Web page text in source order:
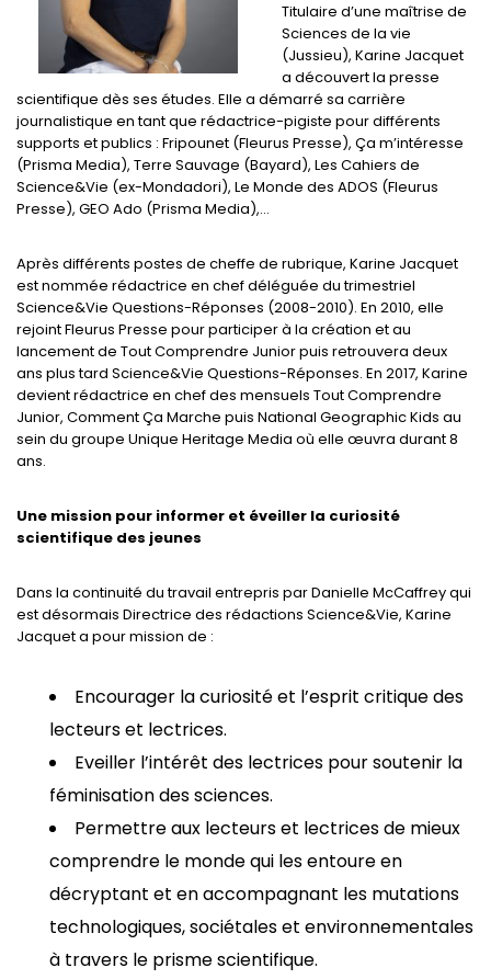
Titulaire d’une maîtrise de
Sciences de la vie
(Jussieu), Karine Jacquet
a découvert la presse
scientifique dès ses études. Elle a démarré sa carrière
journalistique en tant que rédactrice-pigiste pour différents
supports et publics : Fripounet (Fleurus Presse), Ça m’intéresse
(Prisma Media), Terre Sauvage (Bayard), Les Cahiers de
Science&Vie (ex-Mondadori), Le Monde des ADOS (Fleurus
Presse), GEO Ado (Prisma Media),…
Après différents postes de cheffe de rubrique, Karine Jacquet
est nommée rédactrice en chef déléguée du trimestriel
Science&Vie Questions-Réponses (2008-2010). En 2010, elle
rejoint Fleurus Presse pour participer à la création et au
lancement de Tout Comprendre Junior puis retrouvera deux
ans plus tard Science&Vie Questions-Réponses. En 2017, Karine
devient rédactrice en chef des mensuels Tout Comprendre
Junior, Comment Ça Marche puis National Geographic Kids au
sein du groupe Unique Heritage Media où elle œuvra durant 8
ans.
Une mission pour informer et éveiller la curiosité
scientifique des jeunes
Dans la continuité du travail entrepris par Danielle McCaffrey qui
est désormais Directrice des rédactions Science&Vie, Karine
Jacquet a pour mission de :
Encourager la curiosité et l’esprit critique des
lecteurs et lectrices.
Eveiller l’intérêt des lectrices pour soutenir la
féminisation des sciences.
Permettre aux lecteurs et lectrices de mieux
comprendre le monde qui les entoure en
décryptant et en accompagnant les mutations
technologiques, sociétales et environnementales
à travers le prisme scientifique.